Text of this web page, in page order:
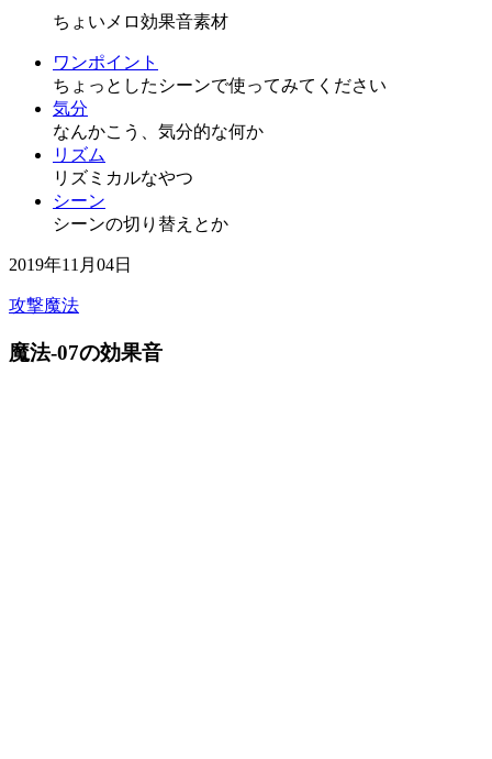
ちょいメロ効果音素材
ワンポイント
ちょっとしたシーンで使ってみてください
気分
なんかこう、気分的な何か
リズム
リズミカルなやつ
シーン
シーンの切り替えとか
2019年11月04日
攻撃魔法
魔法-07の効果音